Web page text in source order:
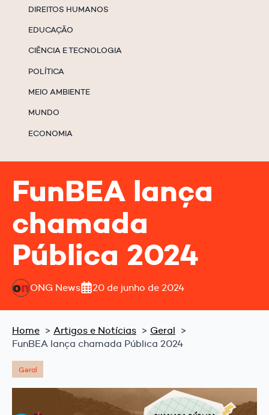
DIREITOS HUMANOS
EDUCAÇÃO
CIÊNCIA E TECNOLOGIA
POLÍTICA
MEIO AMBIENTE
MUNDO
ECONOMIA
FunBEA lança
chamada
Pública 2024
ONG News 20 de junho de 2024
Home Artigos e Notícias
Geral
FunBEA lança chamada Pública 2024
Geral